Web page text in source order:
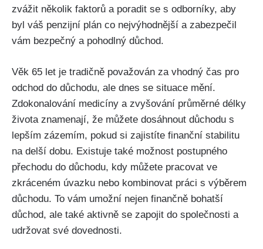
zvážit několik faktorů a poradit se s odborníky, aby
byl váš penzijní plán co nejvýhodnější a zabezpečil
vám bezpečný a pohodlný důchod.
Věk 65 let je tradičně považován za vhodný čas pro
odchod do důchodu, ale dnes se situace mění.
Zdokonalování medicíny a zvyšování průměrné délky
života znamenají, že můžete dosáhnout důchodu s
lepším zázemím, pokud si zajistíte finanční stabilitu
na delší dobu. Existuje také možnost postupného
přechodu do důchodu, kdy můžete pracovat ve
zkráceném úvazku nebo kombinovat práci s výběrem
důchodu. To vám umožní nejen finančně bohatší
důchod, ale také aktivně se zapojit do společnosti a
udržovat své dovednosti.